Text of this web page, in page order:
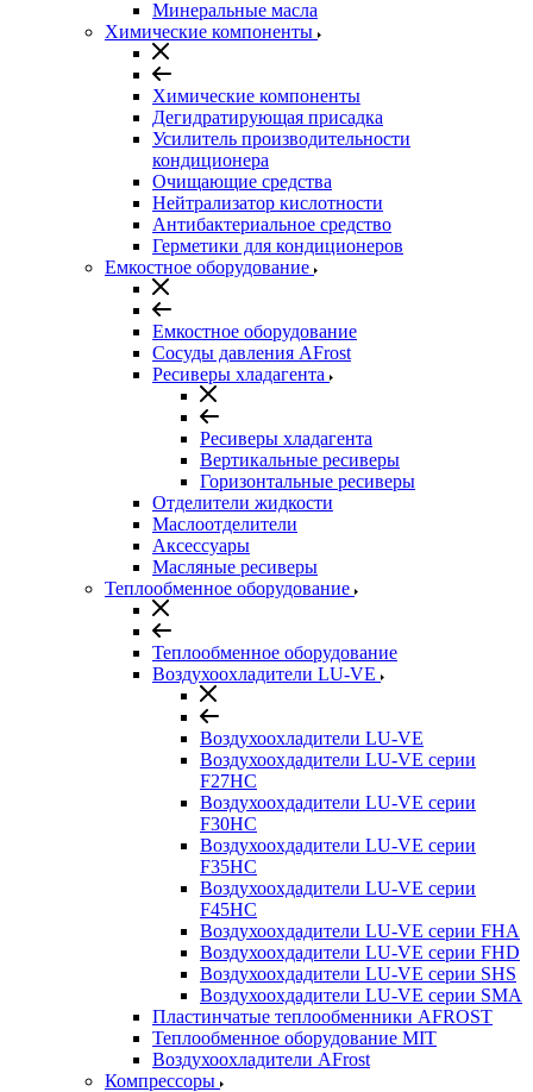
Минеральные масла
Химические компоненты
Химические компоненты
Дегидратирующая присадка
Усилитель производительности
кондиционера
Очищающие средства
Нейтрализатор кислотности
Антибактериальное средство
Герметики для кондиционеров
Емкостное оборудование
Емкостное оборудование
Сосуды давления AFrost
Ресиверы хладагента
Ресиверы хладагента
Вертикальные ресиверы
Горизонтальные ресиверы
Отделители жидкости
Маслоотделители
Аксессуары
Масляные ресиверы
Теплообменное оборудование
Теплообменное оборудование
Воздухоохладители LU-VE
Воздухоохладители LU-VE
Воздухоохдадители LU-VE серии
F27HC
Воздухоохдадители LU-VE серии
F30HC
Воздухоохдадители LU-VE серии
F35HC
Воздухоохдадители LU-VE серии
F45HC
Воздухоохдадители LU-VE серии FHA
Воздухоохдадители LU-VE серии FHD
Воздухоохдадители LU-VE серии SHS
Воздухоохдадители LU-VE серии SMA
Пластинчатые теплообменники AFROST
Теплообменное оборудование MIT
Воздухоохладители AFrost
Компрессоры